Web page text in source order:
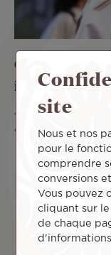
Offrez à vos
inoubliables
13 oct 2025
vos Miles Lire plus
site
Nous et nos
pour le
comprendre
conversions
Vous pouvez
cliquant sur
de chaque